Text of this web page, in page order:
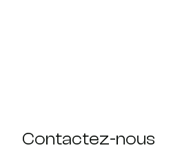
Contactez-nous